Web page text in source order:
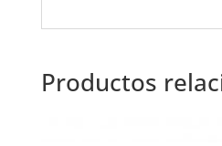
Productos